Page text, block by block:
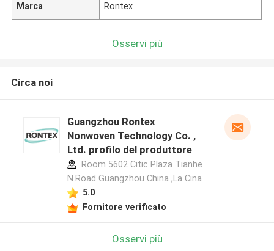
Marca Rontex
Osservi più
Circa noi
Guangzhou Rontex
Nonwoven Technology Co. ,
Ltd. profilo del produttore
Room 5602 Citic Plaza Tianhe
N.Road Guangzhou China ,La Cina
5.0
Fornitore verificato
Osservi più